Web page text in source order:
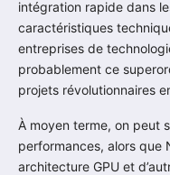
intégration rapide dans
caractéristiques
entreprises de
probablement ce
projets révolutionnaires
À moyen terme, on peut
performances, alors que
architecture GPU et